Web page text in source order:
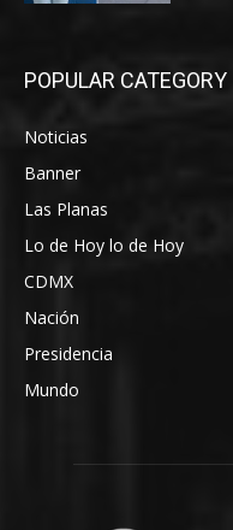
POPULAR CATEGORY
Noticias
Banner
Las Planas
Lo de Hoy lo de Hoy
CDMX
Nación
Presidencia
Mundo